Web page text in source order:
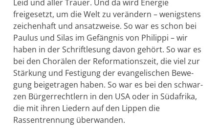
Leid und aller Trauer. Und da wird Energie
freigesetzt, um die Welt zu verän­dern – wenigstens
zeichenhaft und ansatzweise. So war es schon bei
Paulus und Silas im Gefängnis von Philippi – wir
haben in der Schrift­­le­sung davon gehört. So war es
bei den Chorälen der Reformati­ons­zeit, die viel zur
Stärkung und Festigung der evangeli­schen Bewe­
gung beigetragen haben. So war es bei den schwar­
zen Bürger­recht­lern in den USA oder in Südafrika,
die mit ihren Liedern auf den Lip­pen die
Rassentrennung überwanden.